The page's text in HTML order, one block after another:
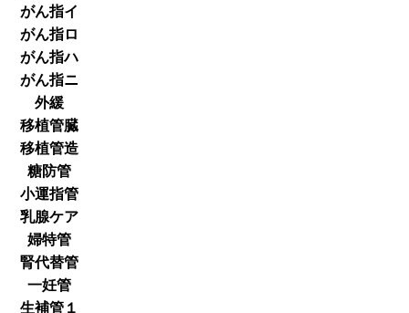
がん指イ
がん指ロ
がん指ハ
がん指ニ
外緩
移植管臓
移植管造
糖防管
小運指管
乳腺ケア
婦特管
腎代替管
一妊管
生補管１